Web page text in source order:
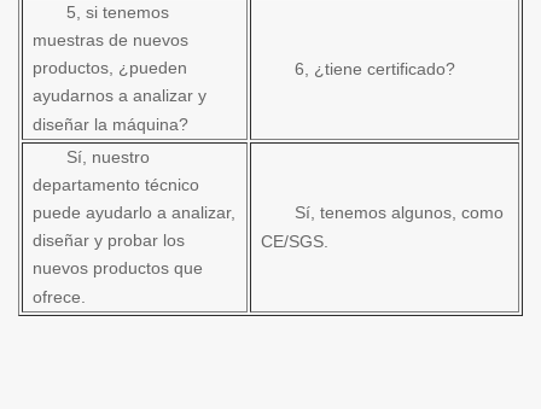
5, si tenemos
muestras de nuevos
productos, ¿pueden
ayudarnos a analizar y
diseñar la máquina?
6, ¿tiene certificado?
Sí, nuestro
departamento técnico
puede ayudarlo a analizar,
diseñar y probar los
nuevos productos que
ofrece.
Sí, tenemos algunos, como
CE/SGS.